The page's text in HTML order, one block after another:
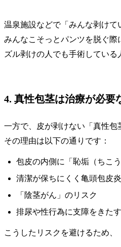
温泉施設などで「みんな剥けて
みんなこそっとパンツを脱ぐ際
ズル剥けの人でも手術している
4. 真性包茎は治療が必要
一方で、皮が剥けない「真性包
その理由は以下の通りです：
包皮の内側に「恥垢（ちこ
清潔が保ちにくく亀頭包皮
「陰茎がん」のリスク
排尿や性行為に支障をきたす
こうしたリスクを避けるため、